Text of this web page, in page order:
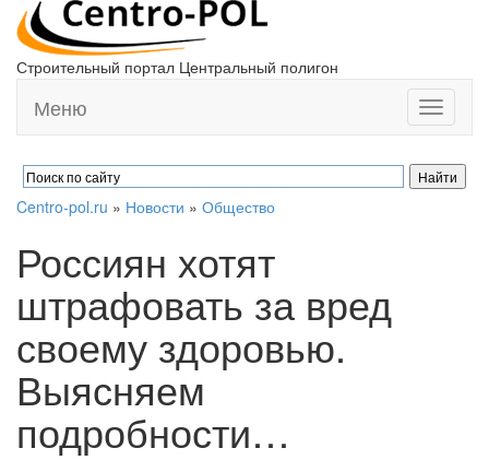
Строительный портал Центральный полигон
Toggle
Меню
Centro-pol.ru » Новости » Общество
Россиян хотят
штрафовать за вред
своему здоровью.
Выясняем
подробности…